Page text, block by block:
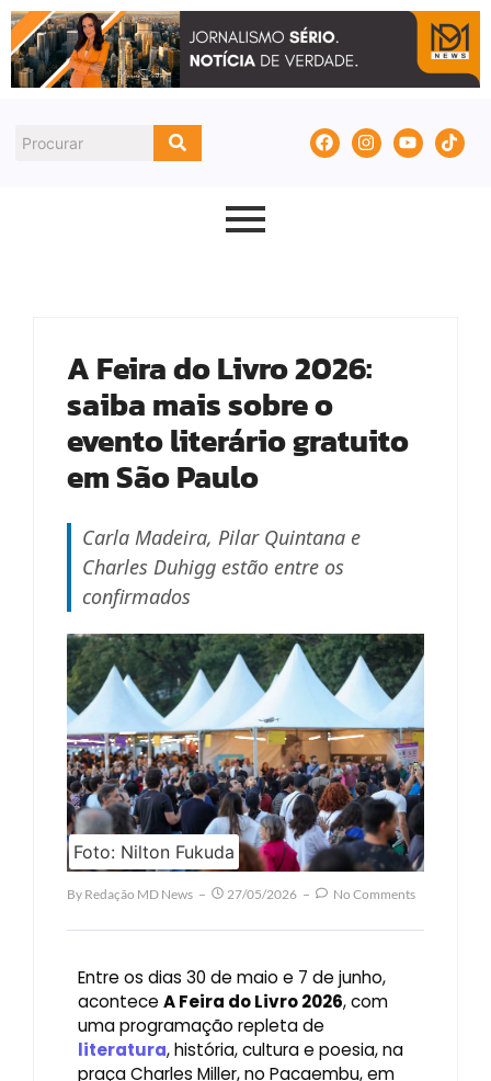
A Feira do Livro 2026:
saiba mais sobre o
evento literário gratuito
em São Paulo
Carla Madeira, Pilar Quintana e
Charles Duhigg estão entre os
confirmados
Foto: Nilton Fukuda
By Redação MD News 27/05/2026 No Comments
Entre os dias 30 de maio e 7 de junho,
acontece A Feira do Livro 2026, com
uma programação repleta de
literatura, história, cultura e poesia, na
praça Charles Miller, no Pacaembu, em